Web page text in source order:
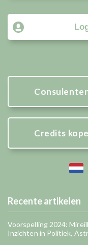
Credits
Recente artikelen
Voorspelling 2024:
Inzichten in Politiek,